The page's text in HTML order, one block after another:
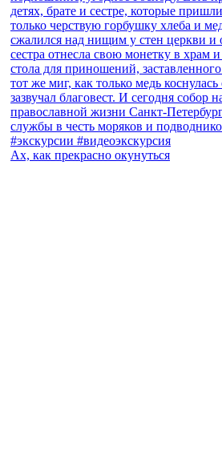
Ах, как прекрасно окунуться